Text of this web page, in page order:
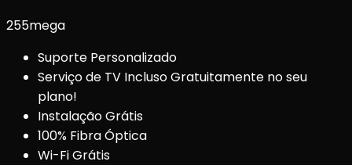
255mega
Suporte Personalizado
Serviço de TV Incluso Gratuitamente no seu
plano!
Instalação Grátis
100% Fibra Óptica
Wi-Fi Grátis